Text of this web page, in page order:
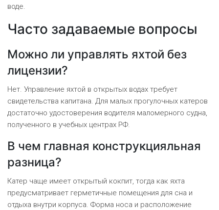
воде.
Часто задаваемые вопросы
Можно ли управлять яхтой без
лицензии?
Нет. Управление яхтой в открытых водах требует
свидетельства капитана. Для малых прогулочных катеров
достаточно удостоверения водителя маломерного судна,
полученного в учебных центрах РФ.
В чем главная конструкцияльная
разница?
Катер чаще имеет открытый кокпит, тогда как яхта
предусматривает герметичные помещения для сна и
отдыха внутри корпуса. Форма носа и расположение